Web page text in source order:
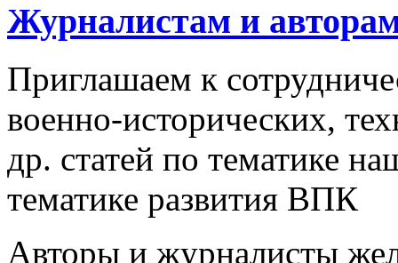
Журналистам и
Приглашаем к
военно-исторических,
др. статей по тематике
тематике развития ВПК
Авторы и журналисты